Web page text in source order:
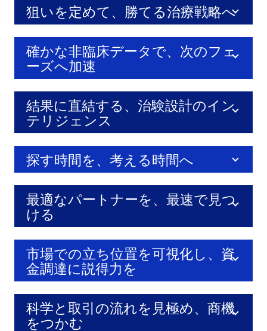
狙いを定めて、勝てる治療戦略へ
確かな非臨床データで、次のフェ
ーズへ加速
結果に直結する、治験設計のイン
テリジェンス
探す時間を、考える時間へ
最適なパートナーを、最速で見つ
ける
市場での立ち位置を可視化し、資
金調達に説得力を
科学と取引の流れを見極め、商機
をつかむ